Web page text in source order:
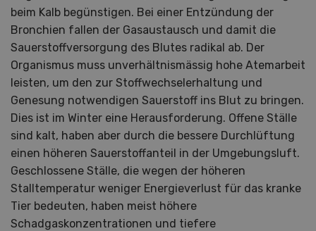
beim Kalb begünstigen. Bei einer Entzündung der
Bronchien fallen der Gasaustausch und damit die
Sauerstoffversorgung des Blutes radikal ab. Der
Organismus muss unverhältnismässig hohe Atemarbeit
leisten, um den zur Stoffwechselerhaltung und
Genesung notwendigen Sauerstoff ins Blut zu bringen.
Dies ist im Winter eine Herausforderung. Offene Ställe
sind kalt, haben aber durch die bessere Durchlüftung
einen höheren Sauerstoffanteil in der Umgebungsluft.
Geschlossene Ställe, die wegen der höheren
Stalltemperatur weniger Energieverlust für das kranke
Tier bedeuten, haben meist höhere
Schadgaskonzentrationen und tiefere